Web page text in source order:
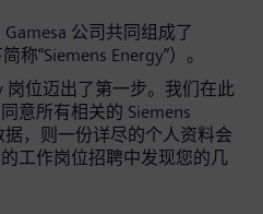
Gamesa 公司共同组成了
称“Siemens Energy”）。
岗位迈出了第一步。我们在此
意所有相关的 Siemens
，则一份详尽的个人资料会
工作岗位招聘中发现您的几